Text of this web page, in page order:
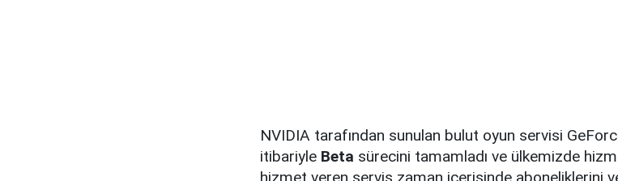
NVIDIA tarafından sunulan bulut oyun servisi
itibariyle Beta sürecini tamamladı ve ülkemizde
hizmet veren servis zaman içerisinde aboneliklerini